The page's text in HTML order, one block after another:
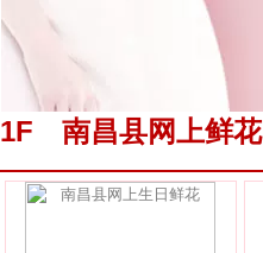
1F 南昌县网上鲜花